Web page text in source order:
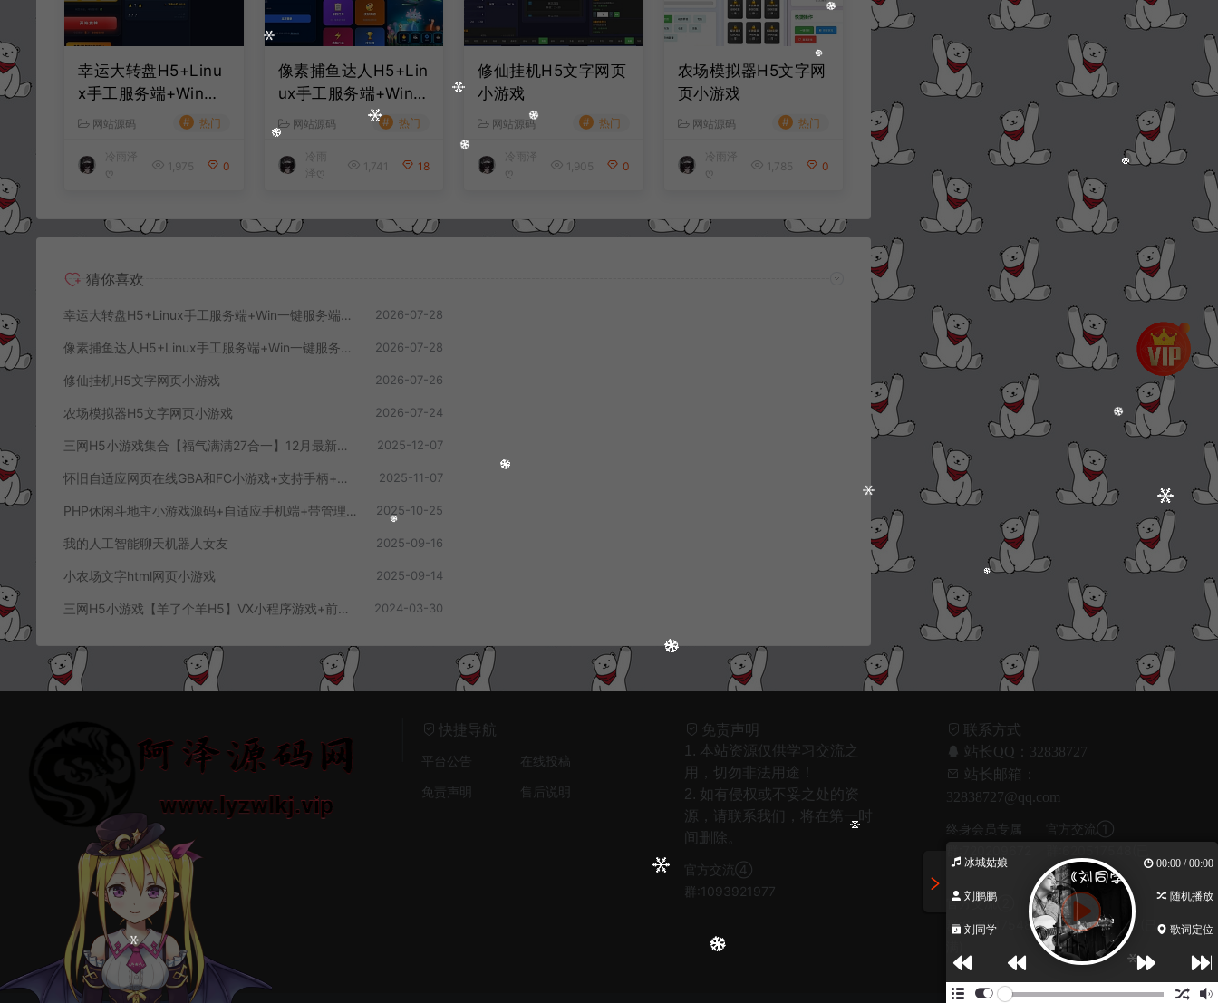
幸运大转盘H5+Linu
x手工服务端+Win一
键服务端+管理后台
客户端+详细搭建教
网站源码 # 热门
冷雨泽
ღ
1,975 0
像素捕鱼达人H5+Lin
ux手工服务端+Win一
键服务端+管理后台
+解压即玩+简易安卓
客户端+详细搭建教
网站源码 # 热门
冷雨
泽ღ
1,741 18
修仙挂机H5文字网页
小游戏
网站源码 # 热门
冷雨泽
ღ
1,905 0
农场模拟器H5文字网
页小游戏
网站源码 # 热门
冷雨泽
ღ
1,785 0
猜你喜欢
幸运大转盘H5+Linux手工服务端+Win一键服务端+管理后台+解压即玩+简易安卓客户端+详细搭建教程 2026-07-28
像素捕鱼达人H5+Linux手工服务端+Win一键服务端+管理后台+解压即玩+简易安卓客户端+详细搭建教程 2026-07-28
修仙挂机H5文字网页小游戏 2026-07-26
农场模拟器H5文字网页小游戏 2026-07-24
三网H5小游戏集合【福气满满27合一】12月最新整理Linux手工服务端+Win一键服务端+解压即玩+详细搭建教程 2025-12-07
怀旧自适应网页在线GBA和FC小游戏+支持手柄+存档+管理后台 2025-11-07
PHP休闲斗地主小游戏源码+自适应手机端+带管理后台 2025-10-25
我的人工智能聊天机器人女友 2025-09-16
小农场文字html网页小游戏 2025-09-14
三网H5小游戏【羊了个羊H5】VX小程序游戏+前后端+安装教程 2024-03-30
快捷导航
平台公告
在线投稿
免责声明
售后说明
免责声明
1. 本站资源仅供学习交流之
用，切勿非法用途！
2. 如有侵权或不妥之处的资
源，请联系我们，将在第一时
间删除。
官方交流④
群:1093921977
联系方式
站长QQ：32838727
站长邮箱：
32838727@qq.com
终身会员专属
官方交流①
满)
官方交流②
群:620517548(已
官方交流③
群:1045932367(已
满)
冰城姑娘 00:00 / 00:00
刘鹏鹏 随机播放
刘同学 歌词定位